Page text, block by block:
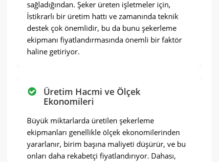
sağladığından. Şeker üreten işletmeler için,
İstikrarlı bir üretim hattı ve zamanında teknik
destek çok önemlidir, bu da bunu şekerleme
ekipmanı fiyatlandırmasında önemli bir faktör
haline getiriyor.
Üretim Hacmi ve Ölçek
Ekonomileri
Büyük miktarlarda üretilen şekerleme
ekipmanları genellikle ölçek ekonomilerinden
yararlanır, birim başına maliyeti düşürür, ve bu
onları daha rekabetçi fiyatlandırıyor. Dahası,